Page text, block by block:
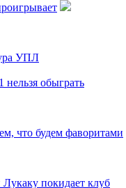
УПЛ
обыграть
что будем фаворитами
покидает клуб